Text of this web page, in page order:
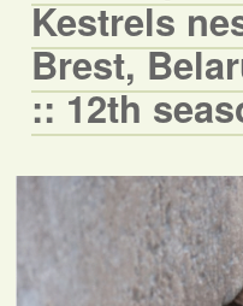
Kestrels
Brest,
:: 12th